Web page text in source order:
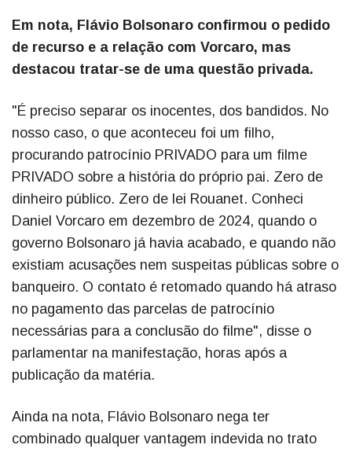
Em nota, Flávio Bolsonaro confirmou o pedido
de recurso e a relação com Vorcaro, mas
destacou tratar-se de uma questão privada.
"É preciso separar os inocentes, dos bandidos. No
nosso caso, o que aconteceu foi um filho,
procurando patrocínio PRIVADO para um filme
PRIVADO sobre a história do próprio pai. Zero de
dinheiro público. Zero de lei Rouanet. Conheci
Daniel Vorcaro em dezembro de 2024, quando o
governo Bolsonaro já havia acabado, e quando não
existiam acusações nem suspeitas públicas sobre o
banqueiro. O contato é retomado quando há atraso
no pagamento das parcelas de patrocínio
necessárias para a conclusão do filme", disse o
parlamentar na manifestação, horas após a
publicação da matéria.
Ainda na nota, Flávio Bolsonaro nega ter
combinado qualquer vantagem indevida no trato